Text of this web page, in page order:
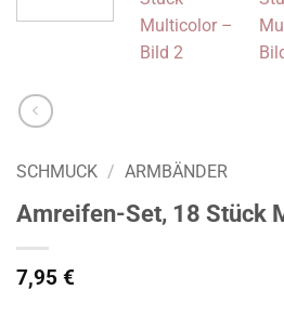
SCHMUCK / ARMBÄNDER
Amreifen-Set, 18 Stück
7,95 €